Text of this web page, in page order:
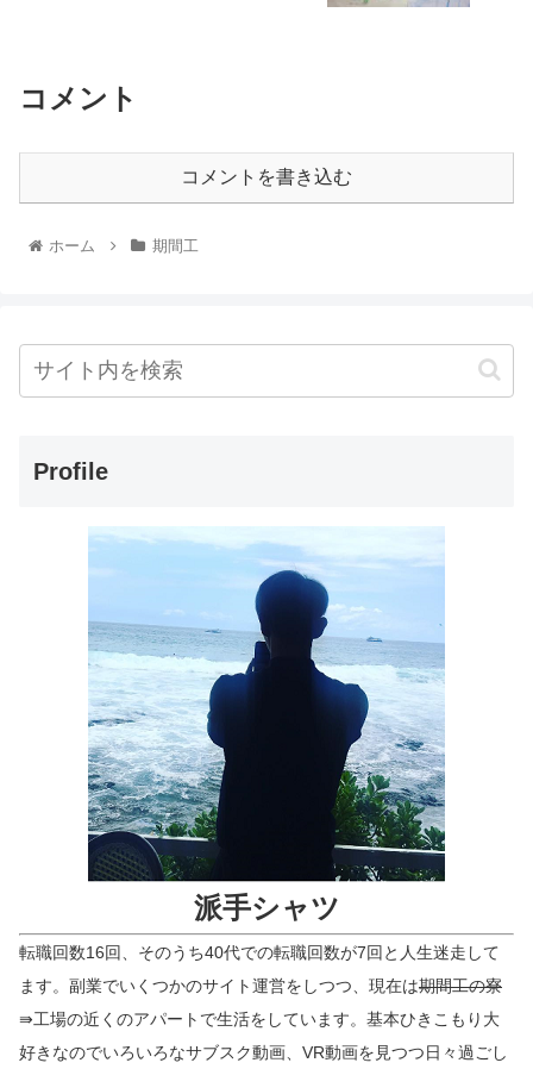
コメント
コメントを書き込む
ホーム 期間工
Profile
派手シャツ
転職回数16回、そのうち40代での転職回数が7回と人生迷走して
ます。副業でいくつかのサイト運営をしつつ、現在は期間工の寮
⇛工場の近くのアパートで生活をしています。基本ひきこもり大
好きなのでいろいろなサブスク動画、VR動画を見つつ日々過ごし